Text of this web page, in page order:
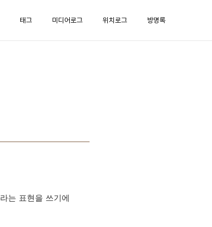
태그 미디어로그 위치로그 방명록
는 표현을 쓰기에